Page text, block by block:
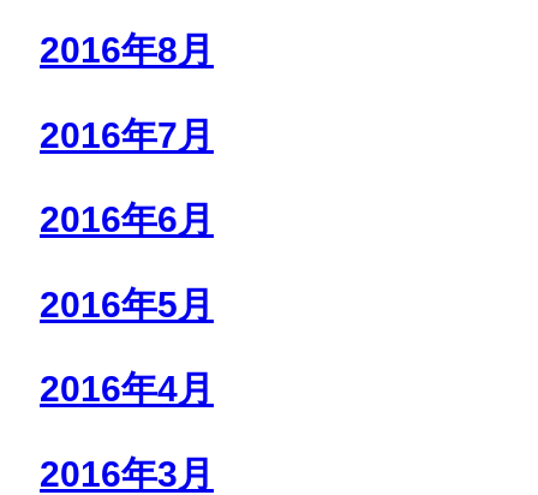
2016年8月
2016年7月
2016年6月
2016年5月
2016年4月
2016年3月